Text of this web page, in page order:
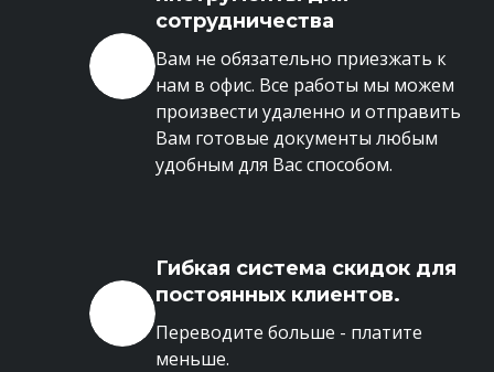
сотрудничества
Вам не обязательно приезжать к
нам в офис. Все работы мы можем
произвести удаленно и отправить
Вам готовые документы любым
удобным для Вас способом.
Гибкая система скидок для
постоянных клиентов.
Переводите больше - платите
меньше.